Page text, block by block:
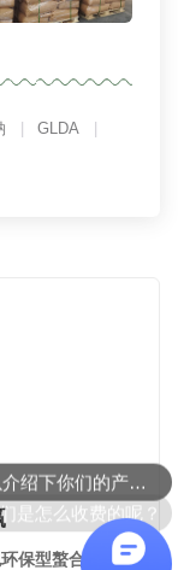
GLDA
保型螯合剂
，
是怎么收费的呢？